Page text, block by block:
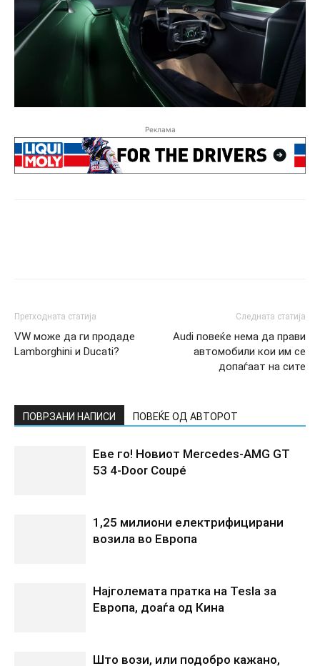
Реклама
Претходната статија
VW може да ги продаде
Lamborghini и Ducati?
Следната статија
Audi повеќе нема да прави
автомобили кои им се
допаѓаат на сите
ПОВРЗАНИ НАПИСИ ПОВЕЌЕ ОД АВТОРОТ
Еве го! Новиот Mercedes‑AMG GT
53 4‑Door Coupé
1,25 милиони електрифицирани
возила во Европа
Најголемата пратка на Tesla за
Европа, доаѓа од Кина
Што вози, или подобро кажано,